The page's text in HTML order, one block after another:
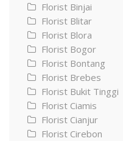
Florist Binjai
Florist Blitar
Florist Blora
Florist Bogor
Florist Bontang
Florist Brebes
Florist Bukit Tinggi
Florist Ciamis
Florist Cianjur
Florist Cirebon